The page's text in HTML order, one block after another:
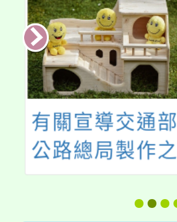
有關宣導交通部
公路總局製作之
運用及推廣案